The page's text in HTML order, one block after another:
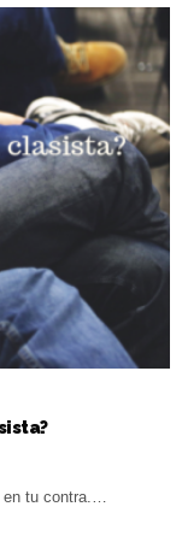
en tu contra.…